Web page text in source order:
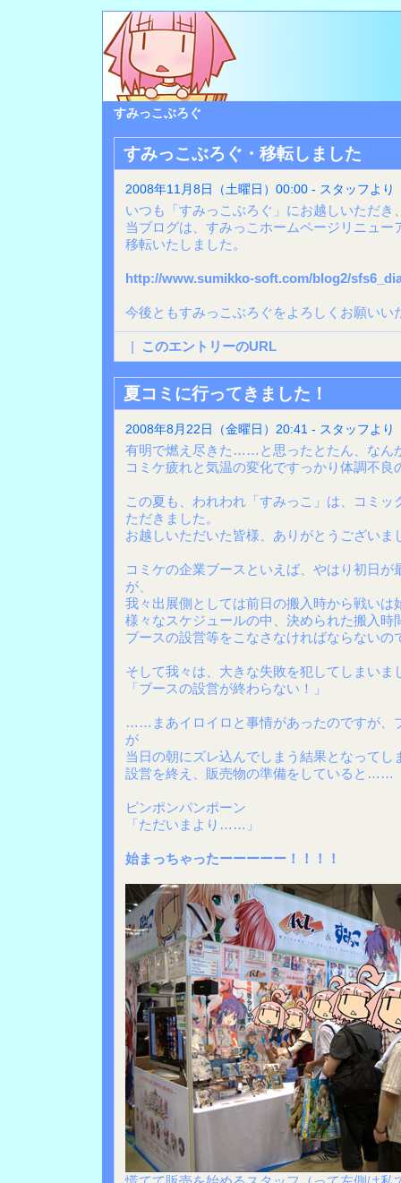
すみっこぶろぐ
すみっこぶろぐ・移転しました
2008年11月8日（土曜日）00:00 - スタッフより
いつも「すみっこぶろぐ」にお越しいただき
当ブログは、すみっこホームページリニュー
移転いたしました。
http://www.sumikko-soft.com/blog2/
今後ともすみっこぶろぐをよろしくお願いい
| このエントリーのURL
夏コミに行ってきました！
2008年8月22日（金曜日）20:41 - スタッフより
有明で燃え尽きた……と思ったとたん、なん
コミケ疲れと気温の変化ですっかり体調不良
この夏も、われわれ「すみっこ」は、コミ
ただきました。
お越しいただいた皆様、ありがとうございま
コミケの企業ブースといえば、やはり初日が
が、
我々出展側としては前日の搬入時から戦いは
様々なスケジュールの中、決められた搬入時
ブースの設営等をこなさなければならないの
そして我々は、大きな失敗を犯してしまい
「ブースの設営が終わらない！」
……まあイロイロと事情があったのですが、
が
当日の朝にズレ込んでしまう結果となってし
設営を終え、販売物の準備をしていると……
ピンポンパンポーン
「ただいまより……」
始まっちゃったーーーーー！！！！